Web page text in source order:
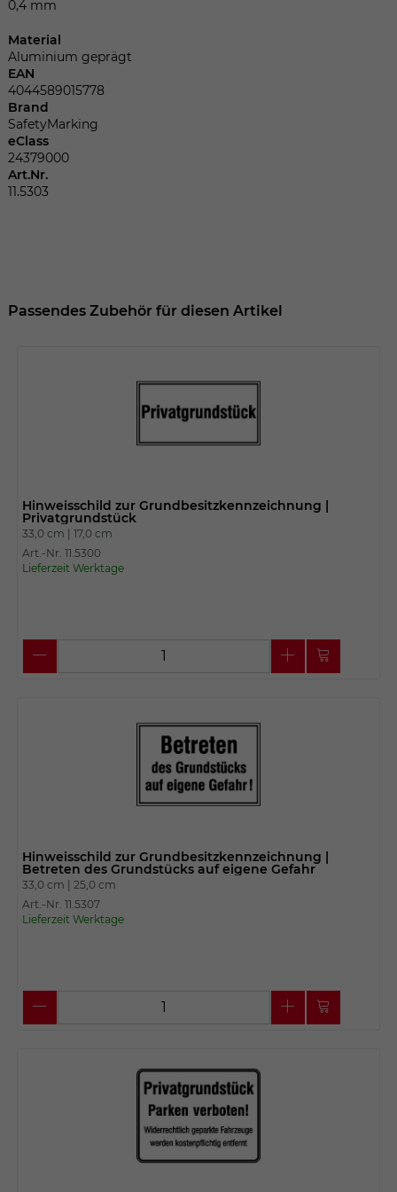
0,4 mm
Material
Aluminium geprägt
EAN
4044589015778
Brand
SafetyMarking
eClass
24379000
Art.Nr.
11.5303
Passendes Zubehör für diesen Artikel
Hinweisschild zur Grundbesitzkennzeichnung |
Privatgrundstück
33,0 cm | 17,0 cm
Art.-Nr. 11.5300
Lieferzeit Werktage
Hinweisschild zur Grundbesitzkennzeichnung |
Betreten des Grundstücks auf eigene Gefahr
33,0 cm | 25,0 cm
Art.-Nr. 11.5307
Lieferzeit Werktage
Zweck
Speicherung Ihrer vorgenommen
Name
Anbieter
festhalten des Login Status.